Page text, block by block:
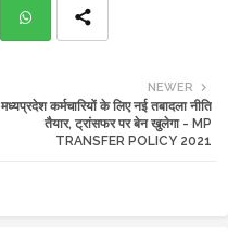
ats
NEWER
मध्यप्रदेश कर्मचारियों के लिए नई तबादला नीति
तैयार, ट्रांसफर पर बेन खुलेगा - MP
TRANSFER POLICY 2021